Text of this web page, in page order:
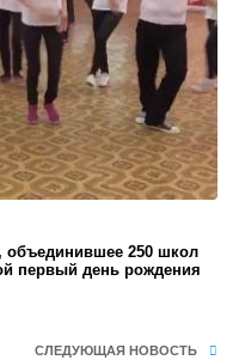
объединившее 250 школ
первый день рождения
СЛЕДУЮЩАЯ НОВОСТЬ